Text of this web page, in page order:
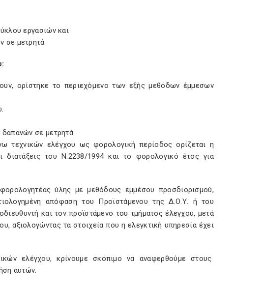
εργασιών και
σε μετρητά
ορίστηκε το περιεχόμενο των εξής μεθόδων έμμεσων
σε μετρητά.
τεχνικών ελέγχου ως φορολογική περίοδος ορίζεται η
διατάξεις του Ν.2238/1994 και το φορολογικό έτος για
ύλης με μεθόδους εμμέσου προσδιορισμού,
απόφαση του Προϊστάμενου της Δ.Ο.Υ. ή του
και τον προϊστάμενο του τμήματος έλεγχου, μετά
αξιολογώντας τα στοιχεία που η ελεγκτική υπηρεσία έχει
ελέγχου, κρίνουμε σκόπιμο να αναφερθούμε στους
αυτών.